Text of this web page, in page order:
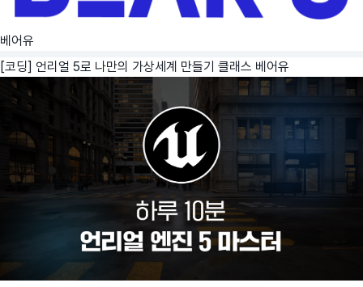
베어유
[코딩] 언리얼 5로 나만의 가상세계 만들기 클래스 베어유